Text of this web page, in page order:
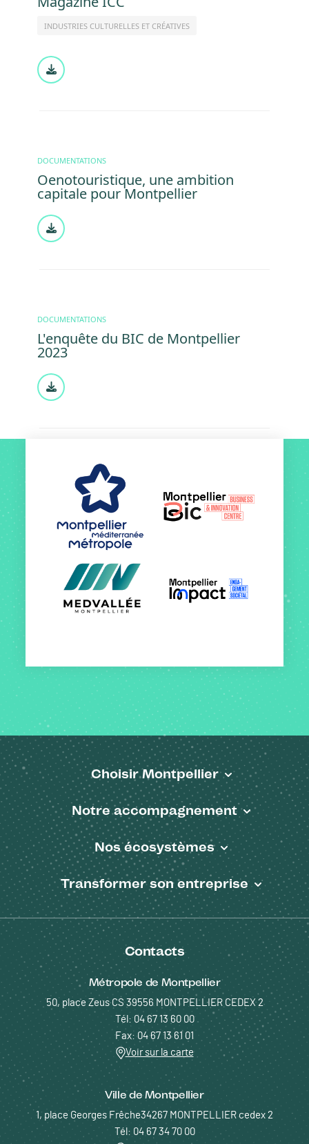
INDUSTRIES CULTURELLES ET CRÉATIVES
Document
DOCUMENTATIONS
Oenotouristique, une ambition
capitale pour Montpellier
Document
DOCUMENTATIONS
L'enquête du BIC de Montpellier
2023
Document
Pied de page
Choisir Montpellier
Notre accompagnement
Nos écosystèmes
Transformer son entreprise
Contacts
Métropole de Montpellier
50, place Zeus CS 39556 MONTPELLIER CEDEX 2
Tél: 04 67 13 60 00
Fax: 04 67 13 61 01
Voir sur la carte
Ville de Montpellier
1, place Georges Frêche34267 MONTPELLIER cedex 2
Tél: 04 67 34 70 00